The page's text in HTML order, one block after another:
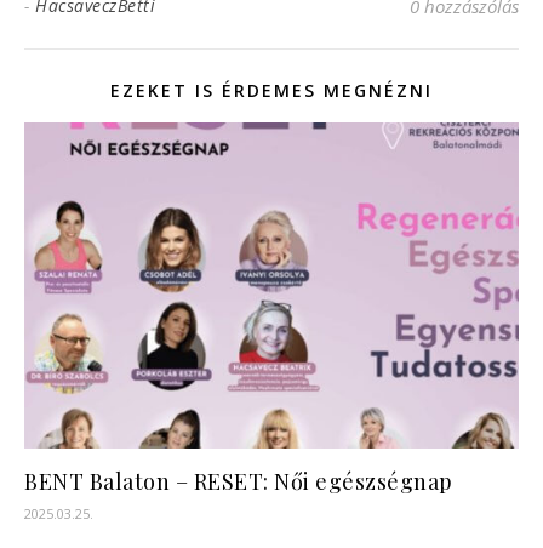
- HacsaveczBetti 0 hozzászólás
EZEKET IS ÉRDEMES MEGNÉZNI
BENT Balaton – RESET: Női egészségnap
2025.03.25.